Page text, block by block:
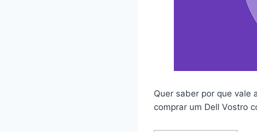
Quer saber por que vale
comprar um Dell Vostro